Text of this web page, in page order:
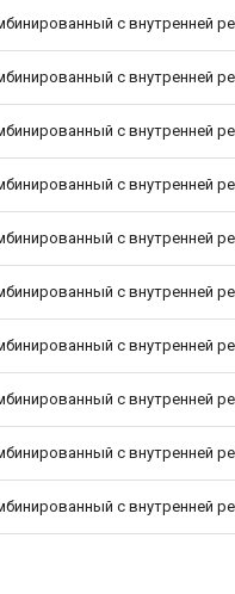
с внутренней
с внутренней
с внутренней
с внутренней
с внутренней
с внутренней
с внутренней
с внутренней
с внутренней
с внутренней